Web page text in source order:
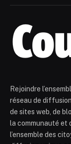
Rejoindre
réseau de
de sites web, de
la communauté et
l’ensemble des